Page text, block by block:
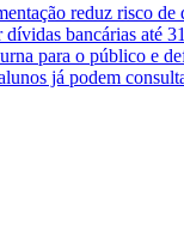
reduz risco de
bancárias até
para o público e
já podem